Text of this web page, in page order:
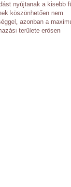
nyújtanak a kisebb
köszönhetően nem
azonban a
területe erősen